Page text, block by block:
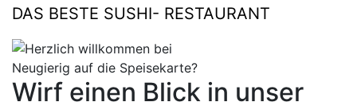
DAS BESTE SUSHI- RESTAURANT
Neugierig auf die Speisekarte?
Wirf einen Blick in unser